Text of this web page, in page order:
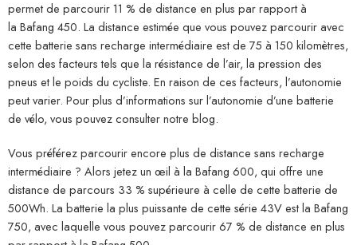
permet de parcourir 11 % de distance en plus par rapport à
la Bafang 450. La distance estimée que vous pouvez parcourir avec
cette batterie sans recharge intermédiaire est de 75 à 150 kilomètres,
selon des facteurs tels que la résistance de l’air, la pression des
pneus et le poids du cycliste. En raison de ces facteurs, l’autonomie
peut varier. Pour plus d’informations sur l’autonomie d’une batterie
de vélo, vous pouvez consulter notre blog.
Vous préférez parcourir encore plus de distance sans recharge
intermédiaire ? Alors jetez un œil à la Bafang 600, qui offre une
distance de parcours 33 % supérieure à celle de cette batterie de
500Wh. La batterie la plus puissante de cette série 43V est la Bafang
750, avec laquelle vous pouvez parcourir 67 % de distance en plus